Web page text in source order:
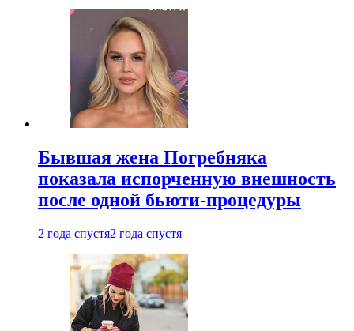
Бывшая жена Погребняка
показала испорченную внешность
после одной бьюти-процедуры
2 года спустя2 года спустя